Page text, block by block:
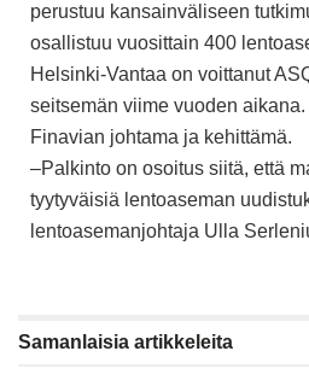
perustuu kansainväliseen
osallistuu vuosittain 400
Helsinki-Vantaa on voittanut
seitsemän viime vuoden
Finavian johtama ja kehittämä.
–Palkinto on osoitus siitä, että
tyytyväisiä lentoaseman
lentoasemanjohtaja Ulla
Samanlaisia artikkeleita